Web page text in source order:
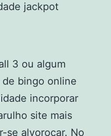
jackpot
3 ou algum
bingo online
incorporar
site mais
se alvoroçar. No